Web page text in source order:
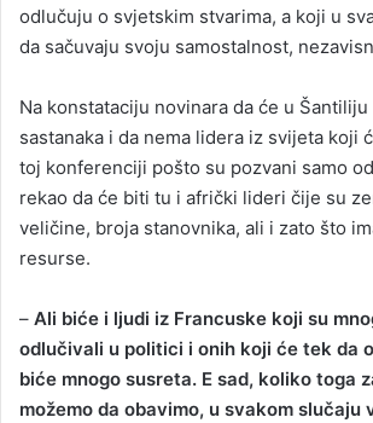
odlučuju o svjetskim stvarima, a koji u
da sačuvaju svoju samostalnost,
Na konstataciju novinara da će u
sastanaka i da nema lidera iz svijeta koji
toj konferenciji pošto su pozvani samo
rekao da će biti tu i afrički lideri čije su
veličine, broja stanovnika, ali i zato što
resurse.
– Ali biće i ljudi iz Francuske koji su
odlučivali u politici i onih koji će tek da
biće mnogo susreta. E sad, koliko toga
možemo da obavimo, u svakom slučaju